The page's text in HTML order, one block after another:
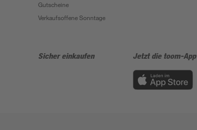
Gutscheine
Verkaufsoffene Sonntage
Sicher einkaufen Jetzt die toom-